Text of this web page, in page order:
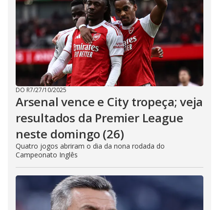
DO R7/27/10/2025
Arsenal vence e City tropeça; veja
resultados da Premier League
neste domingo (26)
Quatro jogos abriram o dia da nona rodada do
Campeonato Inglês